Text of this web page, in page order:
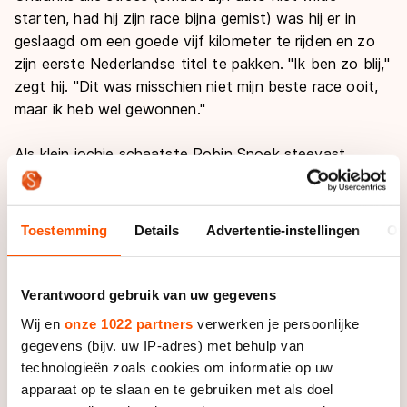
Toestemming Details Advertentie-instellingen
Verantwoord gebruik van uw gegevens
Wij en onze 1022 partners verwerken je persoonlijke
gegevens (bijv. uw IP-adres) met behulp van
technologieën zoals cookies om informatie op uw
apparaat op te slaan en te gebruiken met als doel
starten, had hij zijn race bijna gemist) was hij er in
geslaagd om een goede vijf kilometer te rijden en zo
zijn eerste Nederlandse titel te pakken. "Ik ben zo blij,"
zegt hij. "Dit was misschien niet mijn beste race ooit,
maar ik heb wel gewonnen."
Als klein jochie schaatste Robin Snoek steevast
achter aan. Door een ongeluk met een quad had hij op
wat roet in de plannen van de jonge schaatser uit
Abcoude. "Het gas van de quad bleef hangen,
geknald," vertelt hij. "Mijn knie was zo kapot, dat ik
voordat ik het ijs weer op kon."
De jonge boer uit Abcoude pakte het schaatsen weer
op, maar echt hard ging hij nog niet. Door zijn